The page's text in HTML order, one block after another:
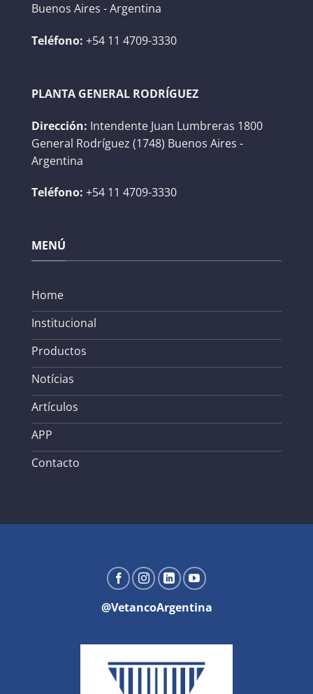
Buenos Aires - Argentina
Teléfono: +54 11 4709-3330
PLANTA GENERAL RODRÍGUEZ
Dirección: Intendente Juan Lumbreras 1800
General Rodríguez (1748) Buenos Aires -
Argentina
Teléfono: +54 11 4709-3330
MENÚ
Home
Institucional
Productos
Notícias
Artículos
APP
Contacto
@VetancoArgentina